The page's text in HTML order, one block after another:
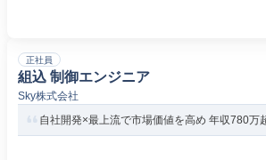
正社員
組込 制御エンジニア
Sky株式会社
自社開発×最上流で市場価値を高め 年収780万